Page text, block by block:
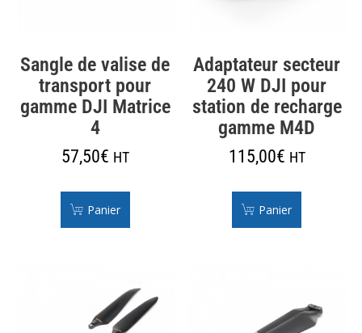
Sangle de valise de
transport pour
gamme DJI Matrice
4
57,50€ HT
Panier
Adaptateur secteur
240 W DJI pour
station de recharge
gamme M4D
115,00€ HT
Panier